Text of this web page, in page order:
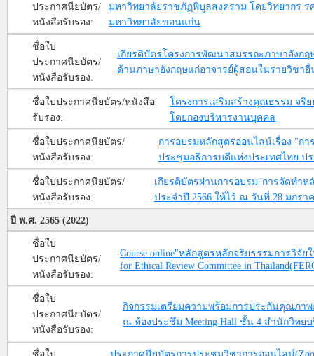
ประกาศนียบัตร/
หนังสือรับรอง:
มหาวิทยาลัยราชภัฏพิบูลสงคราม โดยวิทยากร
มหาวิทยาลัยขอนแก่น
ชื่อใบ
ประกาศนียบัตร/
หนังสือรับรอง:
เกียรติบัตรโครงการพัฒนาสมรรถะภาษาอังก
ด้านภาษาอังกฤษแก่อาจารย์ผู้สอนในรายวิช
ชื่อใบประกาศนียบัตร/หนังสือ
รับรอง:
โครงการเสริมสร้างคุณธรรม จริ
โดยกองบริหารงานบุคคล
ชื่อใบประกาศนียบัตร/
หนังสือรับรอง:
การอบรมหลักสูตรออนไลน์เรื่อง "กา
ประชุมอธิการบดีแห่งประเทศไทย ปร
ชื่อใบประกาศนียบัตร/
หนังสือรับรอง:
เกียรติบัตรผ่านการอบรม"การจัดทำ
ประจำปี 2566 ให้ไว้ ณ วันที่ 28 มกรา
ปี พ.ศ. 2565 (2022)
ชื่อใบ
ประกาศนียบัตร/
หนังสือรับรอง:
Course online"หลักสูตรหลักจริยธรรมการวิจัยใ
for Ethical Review Committee in
ชื่อใบ
ประกาศนียบัตร/
หนังสือรับรอง:
กิจกรรมเตรียมความพร้อมการประกันคุณภาพ
ณ ห้องประชึม Meeting Hall ชั้น 4 สำนักวิท